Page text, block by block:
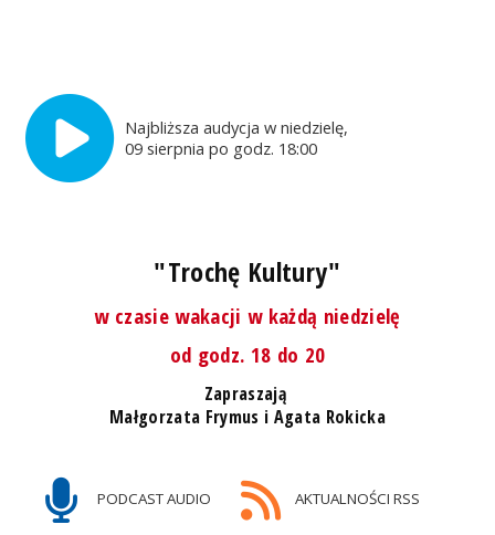
Najbliższa audycja w niedzielę,
09 sierpnia po godz. 18:00
"Trochę Kultury"
w czasie wakacji w każdą niedzielę
od godz. 18 do 20
Zapraszają
Małgorzata Frymus i Agata Rokicka
PODCAST AUDIO AKTUALNOŚCI RSS